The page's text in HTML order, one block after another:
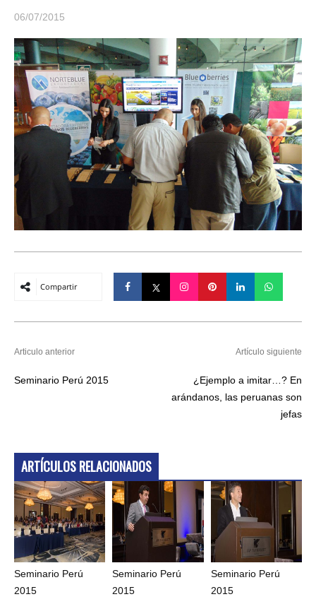
06/07/2015
Compartir
Articulo anterior
Seminario Perú 2015
Artículo siguiente
¿Ejemplo a imitar…? En
arándanos, las peruanas son
jefas
ARTÍCULOS RELACIONADOS
Seminario Perú
2015
Seminario Perú
2015
Seminario Perú
2015